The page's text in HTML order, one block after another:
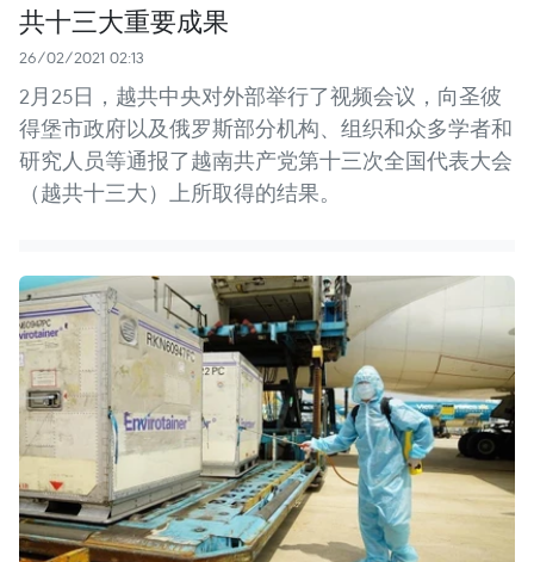
共十三大重要成果
26/02/2021 02:13
2月25日，越共中央对外部举行了视频会议，向圣彼
得堡市政府以及俄罗斯部分机构、组织和众多学者和
研究人员等通报了越南共产党第十三次全国代表大会
（越共十三大）上所取得的结果。